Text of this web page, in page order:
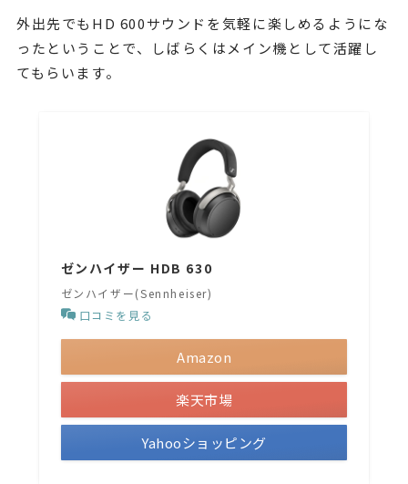
外出先でもHD 600サウンドを気軽に楽しめるようにな
ったということで、しばらくはメイン機として活躍し
てもらいます。
ゼンハイザー HDB 630
ゼンハイザー(Sennheiser)
口コミを見る
Amazon
楽天市場
Yahooショッピング